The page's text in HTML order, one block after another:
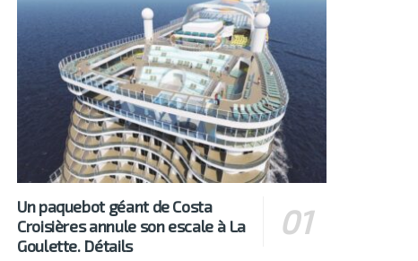
Un paquebot géant de Costa
Croisières annule son escale à La
Goulette. Détails